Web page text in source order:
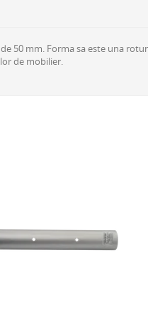
50 mm. Forma sa este una
de mobilier.